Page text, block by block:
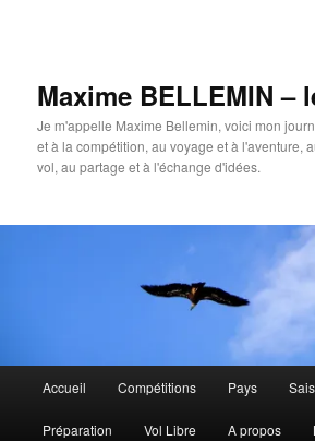
Maxime BELLEMIN –
Je m'appelle Maxime Bellemin, voici mon
et à la compétition, au voyage et à l'aventure,
vol, au partage et à l'échange d'idées.
principal
Accueil Compétitions Pays
Préparation Vol Libre A propos